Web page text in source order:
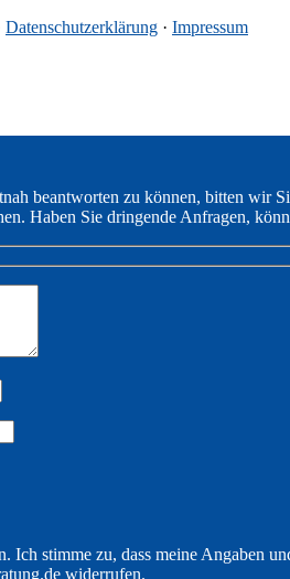
Datenschutzerklärung · Impressum
beantworten zu können, bitten wir
Haben Sie dringende Anfragen,
Ich stimme zu, dass meine Angaben
widerrufen.